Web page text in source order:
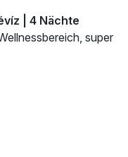
| 4 Nächte
super